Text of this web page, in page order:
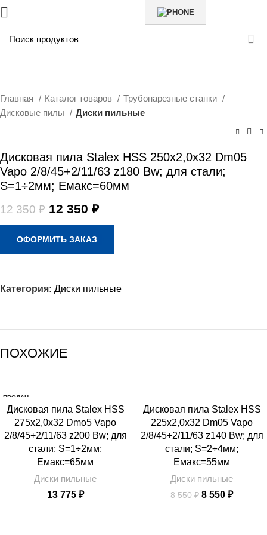
Главная Каталог товаров
Трубонарезные станки
Дисковые пилы
Диски пильные
Дисковая пила Stalex HSS 250х2,0х32 Dm05
Vapo 2/8/45+2/11/63 z180 Bw; для стали;
S=1÷2мм; Емакс=60мм
12 350₽ Первоначальная
цена
составляла
12
350 ₽.
12 350 ₽Текущая
цена:
350 ₽.
ОФОРМИТЬ ЗАКАЗ
Категория: Диски пильные
ПОХОЖИЕ
ПРОДАН
Дисковая пила Stalex HSS
275х2,0х32 Dmo5 Vapo
2/8/45+2/11/63 z200 Bw; для
стали; S=1÷2мм;
Емакс=65мм
Диски пильные
13 775 ₽
Дисковая пила Stalex HSS
225х2,0х32 Dm05 Vapo
2/8/45+2/11/63 z140 Bw; для
стали; S=2÷4мм;
Емакс=55мм
Диски пильные
8 550₽ 8 550 ₽